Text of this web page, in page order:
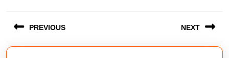
navigation
PREVIOUS
Previous
NEXT